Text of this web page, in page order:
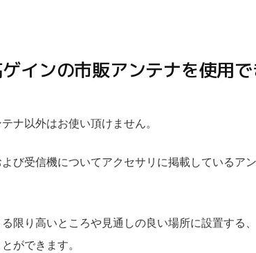
インの市販アンテナを使用
ナ以外はお使い頂けません。
び受信機についてアクセサリに掲載しているア
限り高いところや見通しの良い場所に設置する
ができます。